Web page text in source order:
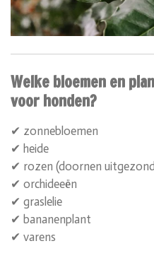
Welke bloemen en
voor honden?
✔ zonnebloemen
✔ heide
✔ rozen (doornen
✔ orchideeën
✔ graslelie
✔ bananenplant
✔ varens